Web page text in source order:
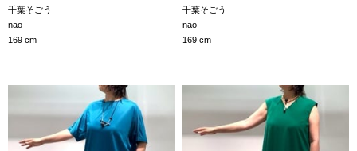
千葉そごう
nao
169 cm
千葉そごう
nao
169 cm